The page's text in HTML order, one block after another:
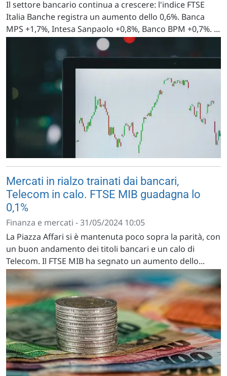
Il settore bancario continua a crescere: l'indice FTSE
Italia Banche registra un aumento dello 0,6%. Banca
MPS +1,7%, Intesa Sanpaolo +0,8%, Banco BPM +0,7%. ...
Mercati in rialzo trainati dai bancari,
Telecom in calo. FTSE MIB guadagna lo
0,1%
Finanza e mercati - 31/05/2024 10:05
La Piazza Affari si è mantenuta poco sopra la parità, con
un buon andamento dei titoli bancari e un calo di
Telecom. Il FTSE MIB ha segnato un aumento dello...